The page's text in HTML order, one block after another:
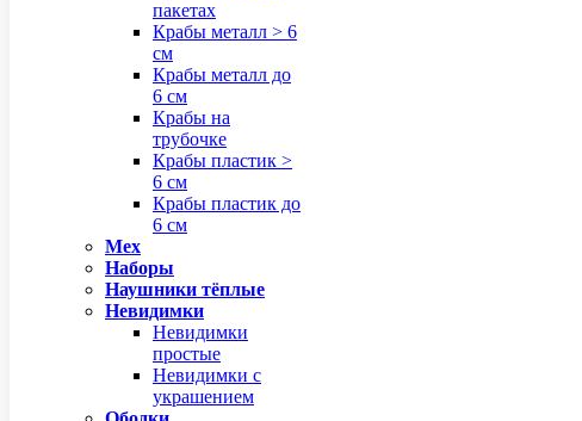
пакетах
Крабы металл > 6
см
Крабы металл до
6 см
Крабы на
трубочке
Крабы пластик >
6 см
Крабы пластик до
6 см
Мех
Наборы
Наушники тёплые
Невидимки
Невидимки
простые
Невидимки с
украшением